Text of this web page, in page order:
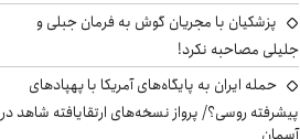
پزشکیان با مجریان گوش به فرمان جبلی و
جلیلی مصاحبه نکرد!
حمله ایران به پایگاه‌های آمریکا با پهپادهای
پیشرفته روسی؟/ پرواز نسخه‌های ارتقایافته شاهد در